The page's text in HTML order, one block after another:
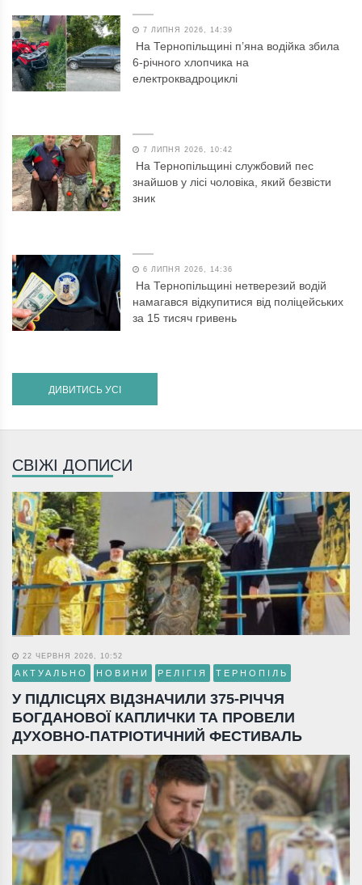
7 ЛИПНЯ 2026, 14:39
На Тернопільщині п’яна водійка збила
6-річного хлопчика на
електроквадроциклі
7 ЛИПНЯ 2026, 10:42
На Тернопільщині службовий пес
знайшов у лісі чоловіка, який безвісти
зник
6 ЛИПНЯ 2026, 14:36
На Тернопільщині нетверезий водій
намагався відкупитися від поліцейських
за 15 тисяч гривень
ДИВИТИСЬ УСІ
СВІЖІ ДОПИСИ
22 ЧЕРВНЯ 2026, 10:52
АКТУАЛЬНО НОВИНИ РЕЛІГІЯ ТЕРНОПІЛЬ
У ПІДЛІСЦЯХ ВІДЗНАЧИЛИ 375-РІЧЧЯ
БОГДАНОВОЇ КАПЛИЧКИ ТА ПРОВЕЛИ
ДУХОВНО-ПАТРІОТИЧНИЙ ФЕСТИВАЛЬ